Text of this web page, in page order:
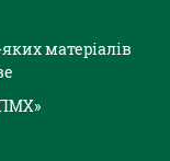
матеріалів